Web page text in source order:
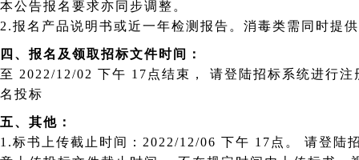
本公告报名要求亦同步调整。
2.报名产品说明书或近一年检测报告。消毒类需同时提
四、报名及领取招标文件时间：
至 2022/12/02 下午 17点结束， 请登陆招标系统进行注册，并在招标系统网页下载操作手册进行报
名投标
五、其他：
1.标书上传截止时间：2022/12/06 下午 17点。 请登陆招标系统注册报名并按要求进行投标，请注